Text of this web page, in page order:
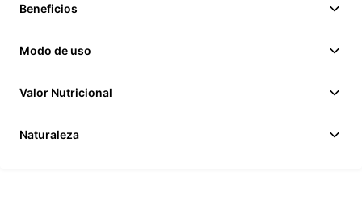
Beneficios
Modo de uso
Valor Nutricional
Naturaleza